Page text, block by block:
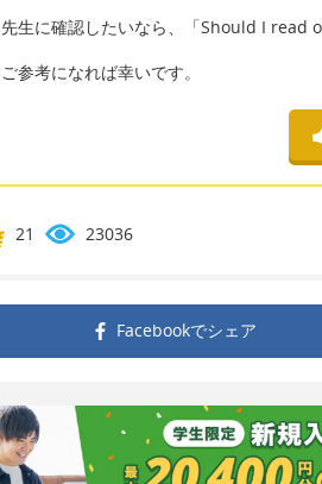
先生に確認したいなら、「Should I read
ご参考になれば幸いです。
21 23036
Facebookでシェア